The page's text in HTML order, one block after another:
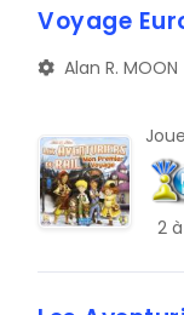
Voyage
Alan R. MOON
2